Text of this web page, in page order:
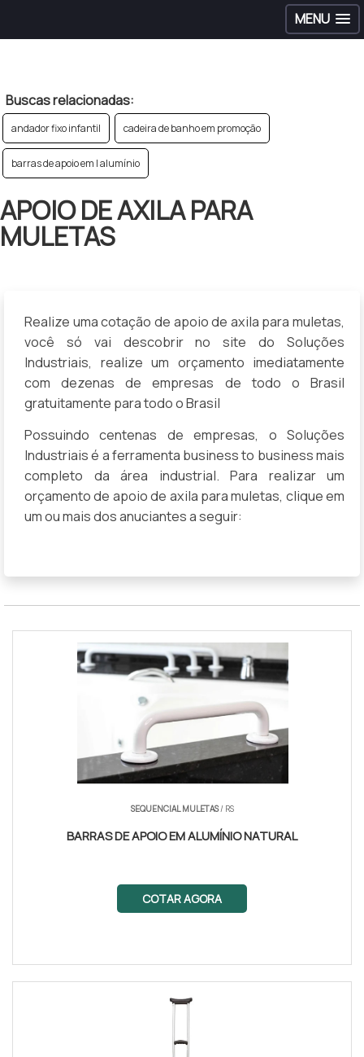
MENU
Buscas relacionadas:
andador fixo infantil cadeira de banho em promoção
barras de apoio em l alumínio
APOIO DE AXILA PARA
MULETAS
Realize uma cotação de apoio de axila para muletas,
você só vai descobrir no site do Soluções
Industriais, realize um orçamento imediatamente
com dezenas de empresas de todo o Brasil
gratuitamente para todo o Brasil
Possuindo centenas de empresas, o Soluções
Industriais é a ferramenta business to business mais
completo da área industrial. Para realizar um
orçamento de apoio de axila para muletas, clique em
um ou mais dos anuciantes a seguir:
SEQUENCIAL MULETAS/ RS
BARRAS DE APOIO EM ALUMÍNIO NATURAL
COTAR AGORA